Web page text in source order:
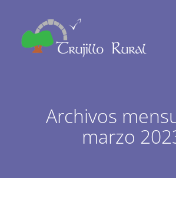
contenido
Archivos
marzo